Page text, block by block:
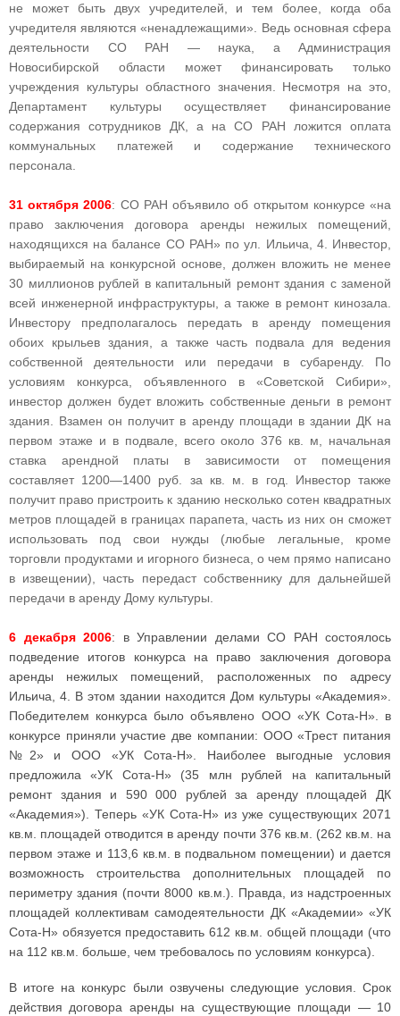
не может быть двух учредителей, и тем более, когда оба
учредителя являются «ненадлежащими». Ведь основная сфера
деятельности СО РАН — наука, а Администрация
Новосибирской области может финансировать только
учреждения культуры областного значения. Несмотря на это,
Департамент культуры осуществляет финансирование
содержания сотрудников ДК, а на СО РАН ложится оплата
коммунальных платежей и содержание технического
персонала.
31 октября 2006: СО РАН объявило об открытом конкурсе «на
право заключения договора аренды нежилых помещений,
находящихся на балансе СО РАН» по ул. Ильича, 4. Инвестор,
выбираемый на конкурсной основе, должен вложить не менее
30 миллионов рублей в капитальный ремонт здания с заменой
всей инженерной инфраструктуры, а также в ремонт кинозала.
Инвестору предполагалось передать в аренду помещения
обоих крыльев здания, а также часть подвала для ведения
собственной деятельности или передачи в субаренду. По
условиям конкурса, объявленного в «Советской Сибири»,
инвестор должен будет вложить собственные деньги в ремонт
здания. Взамен он получит в аренду площади в здании ДК на
первом этаже и в подвале, всего около 376 кв. м, начальная
ставка арендной платы в зависимости от помещения
составляет 1200—1400 руб. за кв. м. в год. Инвестор также
получит право пристроить к зданию несколько сотен квадратных
метров площадей в границах парапета, часть из них он сможет
использовать под свои нужды (любые легальные, кроме
торговли продуктами и игорного бизнеса, о чем прямо написано
в извещении), часть передаст собственнику для дальнейшей
передачи в аренду Дому культуры.
6 декабря 2006: в Управлении делами СО РАН состоялось
подведение итогов конкурса на право заключения договора
аренды нежилых помещений, расположенных по адресу
Ильича, 4. В этом здании находится Дом культуры «Академия».
Победителем конкурса было объявлено ООО «УК Сота-Н». в
конкурсе приняли участие две компании: ООО «Трест питания
№2» и ООО «УК Сота-Н». Наиболее выгодные условия
предложила «УК Сота-Н» (35 млн рублей на капитальный
ремонт здания и 590 000 рублей за аренду площадей ДК
«Академия»). Теперь «УК Сота-Н» из уже существующих 2071
кв.м. площадей отводится в аренду почти 376 кв.м. (262 кв.м. на
первом этаже и 113,6 кв.м. в подвальном помещении) и дается
возможность строительства дополнительных площадей по
периметру здания (почти 8000 кв.м.). Правда, из надстроенных
площадей коллективам самодеятельности ДК «Академии» «УК
Сота-Н» обязуется предоставить 612 кв.м. общей площади (что
на 112 кв.м. больше, чем требовалось по условиям конкурса).
В итоге на конкурс были озвучены следующие условия. Срок
действия договора аренды на существующие площади — 10